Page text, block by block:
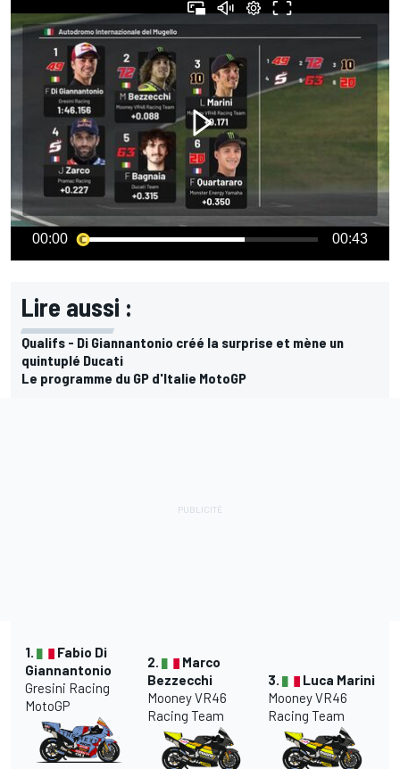
00:00 00:43
Lire aussi :
Qualifs - Di Giannantonio créé la surprise et mène un
quintuplé Ducati
Le programme du GP d'Italie MotoGP
1.
Fabio Di
Giannantonio
Gresini Racing
MotoGP
2.
Marco
Bezzecchi
Mooney VR46
Racing Team
3.
Luca Marini
Mooney VR46
Racing Team